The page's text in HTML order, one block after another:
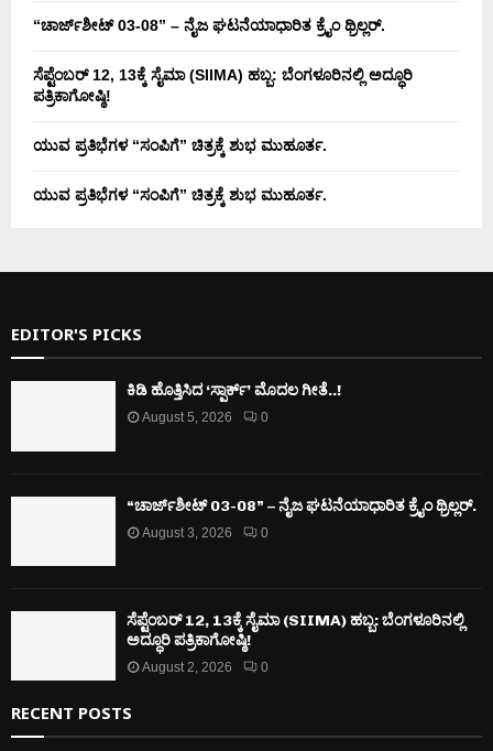
“ಚಾರ್ಜ್‌ಶೀಟ್ 03-08” – ನೈಜ ಘಟನೆಯಾಧಾರಿತ ಕ್ರೈಂ ಥ್ರಿಲ್ಲರ್.
ಸೆಪ್ಟೆಂಬರ್ 12, 13ಕ್ಕೆ ಸೈಮಾ (SIIMA) ಹಬ್ಬ: ಬೆಂಗಳೂರಿನಲ್ಲಿ ಅದ್ಧೂರಿ
ಪತ್ರಿಕಾಗೋಷ್ಠಿ!
ಯುವ ಪ್ರತಿಭೆಗಳ “ಸಂಪಿಗೆ” ಚಿತ್ರಕ್ಕೆ ಶುಭ ಮುಹೂರ್ತ.
ಯುವ ಪ್ರತಿಭೆಗಳ “ಸಂಪಿಗೆ” ಚಿತ್ರಕ್ಕೆ ಶುಭ ಮುಹೂರ್ತ.
EDITOR'S PICKS
ಕಿಡಿ‌‌ ಹೊತ್ತಿಸಿದ ‘ಸ್ಪಾರ್ಕ್’ ಮೊದಲ‌ ಗೀತೆ..!
August 5, 2026 0
“ಚಾರ್ಜ್‌ಶೀಟ್ 03-08” – ನೈಜ ಘಟನೆಯಾಧಾರಿತ ಕ್ರೈಂ ಥ್ರಿಲ್ಲರ್.
August 3, 2026 0
ಸೆಪ್ಟೆಂಬರ್ 12, 13ಕ್ಕೆ ಸೈಮಾ (SIIMA) ಹಬ್ಬ: ಬೆಂಗಳೂರಿನಲ್ಲಿ
ಅದ್ಧೂರಿ ಪತ್ರಿಕಾಗೋಷ್ಠಿ!
August 2, 2026 0
RECENT POSTS